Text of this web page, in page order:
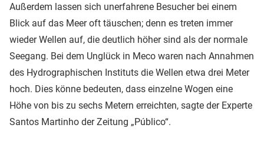
Außerdem lassen sich unerfahrene Besucher bei einem
Blick auf das Meer oft täuschen; denn es treten immer
wieder Wellen auf, die deutlich höher sind als der normale
Seegang. Bei dem Unglück in Meco waren nach Annahmen
des Hydrographischen Instituts die Wellen etwa drei Meter
hoch. Dies könne bedeuten, dass einzelne Wogen eine
Höhe von bis zu sechs Metern erreichten, sagte der Experte
Santos Martinho der Zeitung „Público“.